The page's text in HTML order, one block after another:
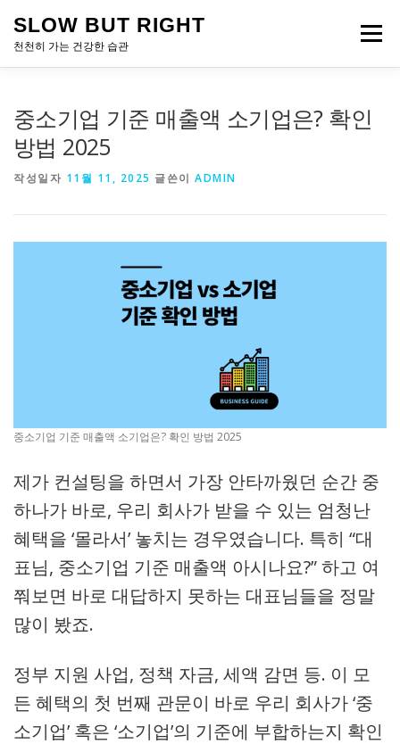
SLOW BUT RIGHT
천천히 가는 건강한 습관
메뉴
중소기업 기준 매출액 소기업은? 확인
방법 2025
작성일자 11월 11, 2025 글쓴이 ADMIN
중소기업 기준 매출액 소기업은? 확인 방법 2025
제가 컨설팅을 하면서 가장 안타까웠던 순간 중
하나가 바로, 우리 회사가 받을 수 있는 엄청난
혜택을 ‘몰라서’ 놓치는 경우였습니다. 특히 “대
표님, 중소기업 기준 매출액 아시나요?” 하고 여
쭤보면 바로 대답하지 못하는 대표님들을 정말
많이 봤죠.
정부 지원 사업, 정책 자금, 세액 감면 등. 이 모
든 혜택의 첫 번째 관문이 바로 우리 회사가 ‘중
소기업’ 혹은 ‘소기업’의 기준에 부합하는지 확인